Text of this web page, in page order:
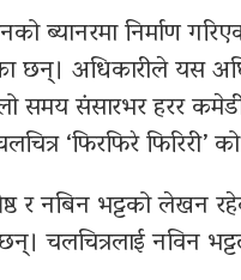
ब्यानरमा निर्माण
छन्। अधिकारीले यस
समय संसारभर हरर
‘फिरफिरे फिरिरी’
र नबिन भट्टको लेखन
चलचित्रलाई नविन